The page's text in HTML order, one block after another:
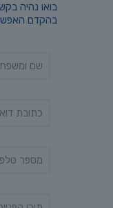
בואו נהיה
בהקדם